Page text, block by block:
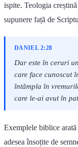
ispite. Teologia
supunere față de
DANIEL 2:28
Dar este în ceruri
care face cunoscut
întâmpla în
care le-ai avut în
Exemplele biblice
adesea însoțite de